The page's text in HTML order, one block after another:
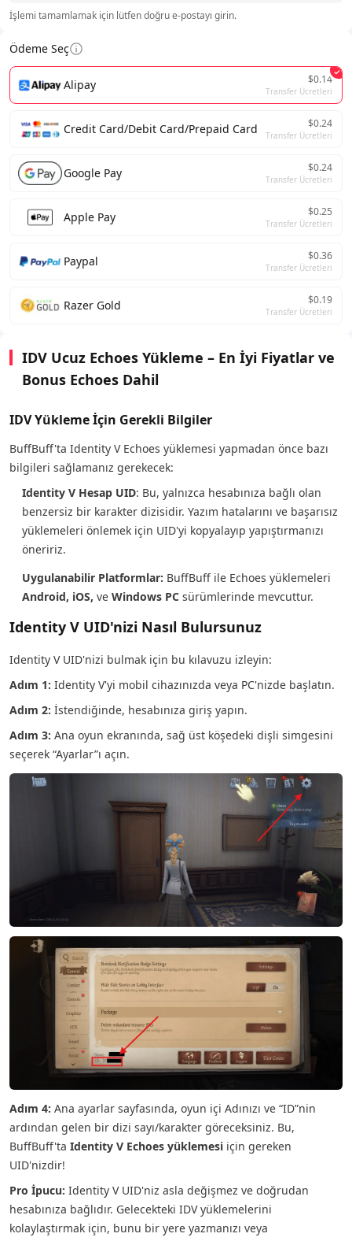
İşlemi tamamlamak için lütfen doğru e-postayı girin.
Ödeme Seç
Alipay $0.14
Transfer Ücretleri
Credit Card/Debit Card/Prepaid Card $0.24
Transfer Ücretleri
Google Pay $0.24
Transfer Ücretleri
Apple Pay $0.25
Transfer Ücretleri
Paypal $0.36
Transfer Ücretleri
Razer Gold $0.19
Transfer Ücretleri
IDV Ucuz Echoes Yükleme – En İyi Fiyatlar ve
Bonus Echoes Dahil
IDV Yükleme İçin Gerekli Bilgiler
BuffBuff'ta Identity V Echoes yüklemesi yapmadan önce bazı
bilgileri sağlamanız gerekecek:
Identity V Hesap UID: Bu, yalnızca hesabınıza bağlı olan
benzersiz bir karakter dizisidir. Yazım hatalarını ve başarısız
yüklemeleri önlemek için UID'yi kopyalayıp yapıştırmanızı
öneririz.
Uygulanabilir Platformlar: BuffBuff ile Echoes yüklemeleri
Android, iOS, ve Windows PC sürümlerinde mevcuttur.
Identity V UID'nizi Nasıl Bulursunuz
Identity V UID'nizi bulmak için bu kılavuzu izleyin:
Adım 1: Identity V'yi mobil cihazınızda veya PC'nizde başlatın.
Adım 2: İstendiğinde, hesabınıza giriş yapın.
Adım 3: Ana oyun ekranında, sağ üst köşedeki dişli simgesini
seçerek “Ayarlar”ı açın.
Adım 4: Ana ayarlar sayfasında, oyun içi Adınızı ve “ID”nin
ardından gelen bir dizi sayı/karakter göreceksiniz. Bu,
BuffBuff'ta Identity V Echoes yüklemesi için gereken
UID'nizdir!
Pro İpucu: Identity V UID'niz asla değişmez ve doğrudan
hesabınıza bağlıdır. Gelecekteki IDV yüklemelerini
kolaylaştırmak için, bunu bir yere yazmanızı veya